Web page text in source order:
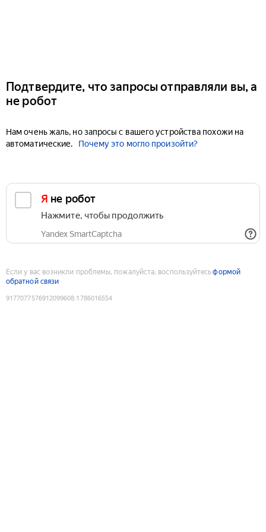
Подтвердите, что запросы отправляли вы, а
не робот
Нам очень жаль, но запросы с вашего устройства похожи на
автоматические.
Почему это могло произойти?
Я не робот
Нажмите, чтобы продолжить
Yandex SmartCaptcha
Если у вас возникли проблемы, пожалуйста, воспользуйтесьформой
обратной связи
9177077576912099608:1786016554